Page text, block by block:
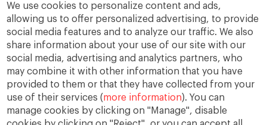
We use cookies to personalize content and ads,
allowing us to offer personalized advertising, to provide
social media features and to analyze our traffic. We also
share information about your use of our site with our
social media, advertising and analytics partners, who
may combine it with other information that you have
provided to them or that they have collected from your
use of their services (more information). You can
manage cookies by clicking on "Manage", disable
Archivos
Archivos